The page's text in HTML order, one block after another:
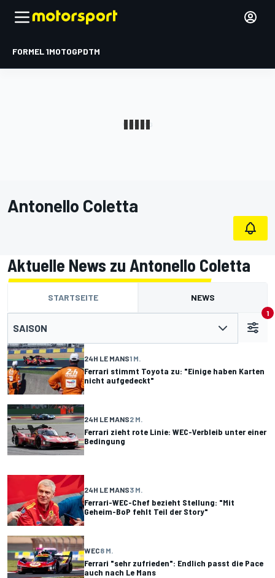
FORMEL 1MOTOGPDTM
Antonello Coletta
Aktuelle News zu Antonello Coletta
STARTSEITE NEWS
SAISON
1
24H LE MANS1 M.
Ferrari stimmt Toyota zu: "Einige haben Karten
nicht aufgedeckt"
24H LE MANS2 M.
Ferrari zieht rote Linie: WEC-Verbleib unter einer
Bedingung
24H LE MANS3 M.
Ferrari-WEC-Chef bezieht Stellung: "Mit
Geheim-BoP fehlt Teil der Story"
WEC8 M.
Ferrari "sehr zufrieden": Endlich passt die Pace
auch nach Le Mans